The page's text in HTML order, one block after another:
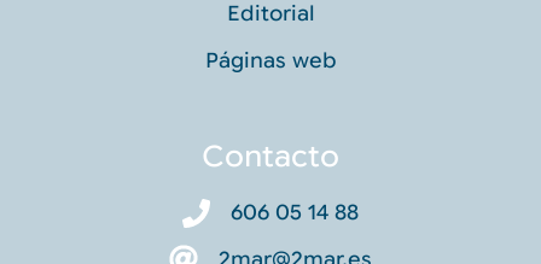
Editorial
Páginas web
Contacto
606 05 14 88